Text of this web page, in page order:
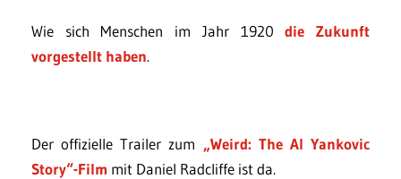
Wie sich Menschen im Jahr 1920die Zukunft
vorgestellt haben.
Der offizielle Trailer zum „Weird: The Al Yankovic
Story“-Film mit Daniel Radcliffe ist da.